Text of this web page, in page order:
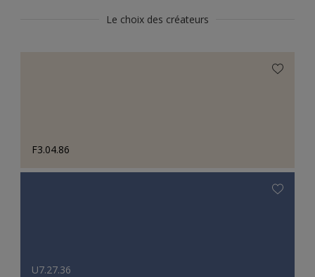
Le choix des créateurs
F3.04.86
U7.27.36